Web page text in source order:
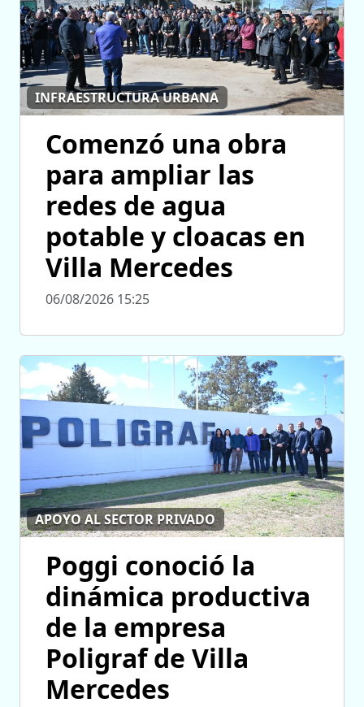
INFRAESTRUCTURA URBANA
Comenzó una obra
para ampliar las
redes de agua
potable y cloacas en
Villa Mercedes
06/08/2026 15:25
APOYO AL SECTOR PRIVADO
Poggi conoció la
dinámica productiva
de la empresa
Poligraf de Villa
Mercedes